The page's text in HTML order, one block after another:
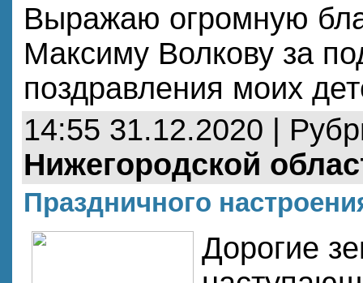
Выражаю огромную
Максиму Волкову за
поздравления моих
14:55 31.12.2020 |
Нижегородской
Праздничного
Дорогие